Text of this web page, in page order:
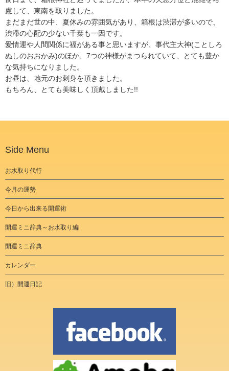
慮して、東南を取りました。
まだまだ世の中、夏休みの雰囲気があり、箱根は渋滞が多いので、
渋滞の心配の少ない千葉も一因です。
愛情運や人間関係に福がある事と思いますが、事代主大神(ことしろ
ぬしのおおかみ)のほか、7つの神様がまつられていて、とても豊か
な気持ちになりました。
お昼は、地元のお刺身を頂きました。
もちろん、とても美味しく頂戴しました!!
Side Menu
お水取り代行
今月の運勢
今日から出来る開運術
開運ミニ辞典～お水取り編
開運ミニ辞典
カレンダー
旧）開運日記